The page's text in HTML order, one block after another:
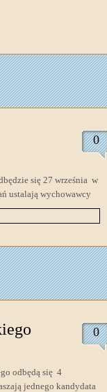
0
się 27 września w
ustalają wychowawcy
0
odbędą się 4
jednego kandydata